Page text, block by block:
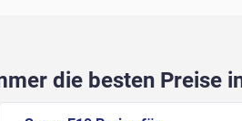
die besten Preise